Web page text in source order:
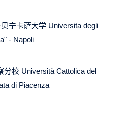
宁卡萨大学 Universita degli
- Napoli
校 Università Cattolica del
di Piacenza